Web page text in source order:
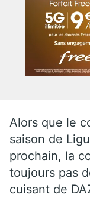
Alors que le
saison de
prochain, la
toujours pas
cuisant de